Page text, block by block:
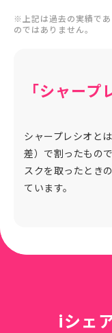
※上記は過去の実績で
のではありません。
「シャープ
シャープレシオと
差）で割ったもの
スクを取ったとき
ています。
iシェ